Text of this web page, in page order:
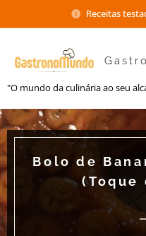
Receitas
"O mundo da culinária ao seu
Bolo de
(Toque